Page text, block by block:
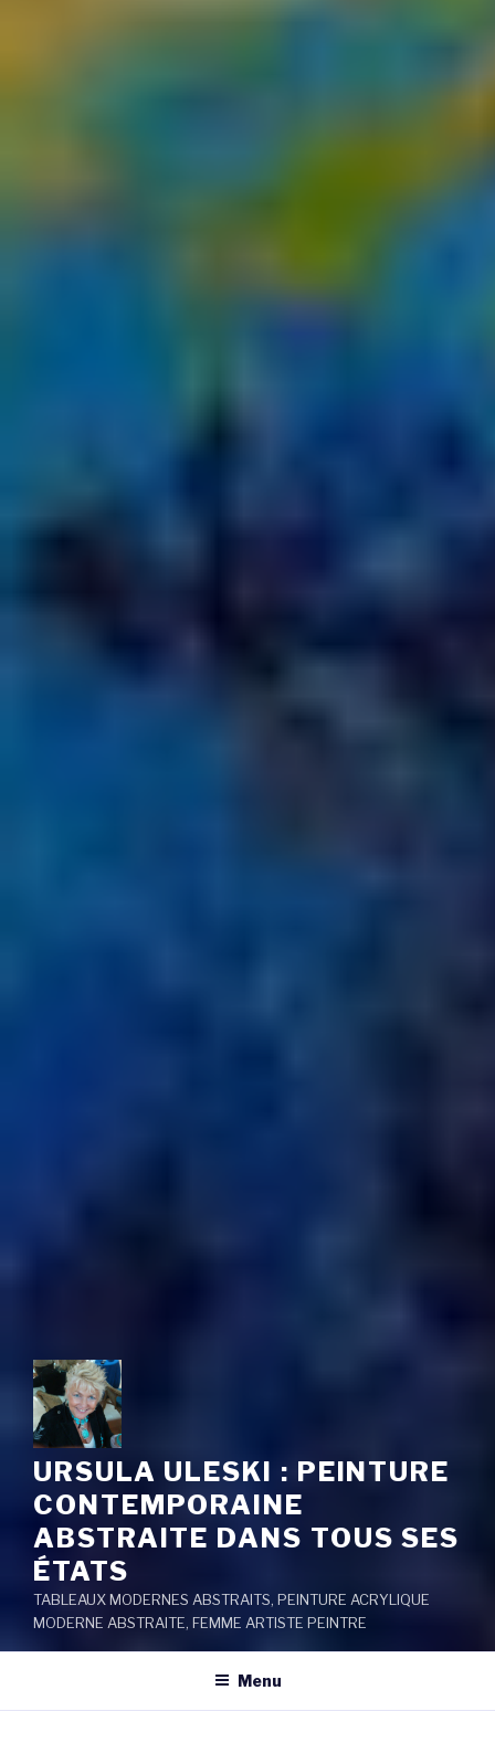
URSULA ULESKI : PEINTURE
CONTEMPORAINE
ABSTRAITE DANS TOUS SES
ÉTATS
TABLEAUX MODERNES ABSTRAITS, PEINTURE ACRYLIQUE
MODERNE ABSTRAITE, FEMME ARTISTE PEINTRE
Menu